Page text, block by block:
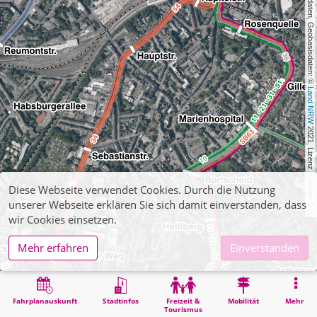
, Kartendaten, Geobasisdaten: ©
Land NRW
2021, Lizenz
dl-de/by-2-0
Fahrplanauskunft Stadtinfos
Freizeit &
Tourismus
Mobilität Mehr
Diese Webseite verwendet Cookies. Durch die Nutzung
unserer Webseite erklären Sie sich damit einverstanden, dass
wir Cookies einsetzen.
Mehr erfahren
Einverstanden